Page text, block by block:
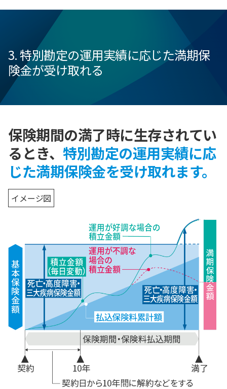
3. 特別勘定の運用実績に応じた満期保
険金が受け取れる
保険期間の満了時に生存されてい
るとき、 特別勘定の運用実績に応
じた満期保険金を受け取れます。
イメージ図